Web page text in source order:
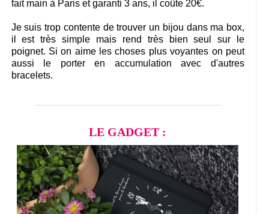
fait main à Paris et garanti 3 ans, il coûte 20€.
Je suis trop contente de trouver un bijou dans ma box,
il est très simple mais rend très bien seul sur le
poignet. Si on aime les choses plus voyantes on peut
aussi le porter en accumulation avec d'autres
bracelets.
LE GADGET :